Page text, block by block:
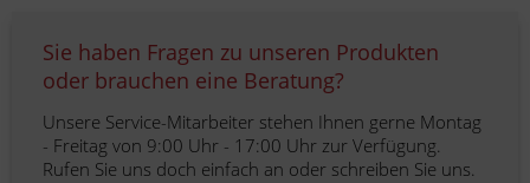
Sie haben Fragen zu unseren Produkten
oder brauchen eine Beratung?
Unsere Service-Mitarbeiter stehen Ihnen gerne Montag
- Freitag von 9:00 Uhr - 17:00 Uhr zur Verfügung.
Rufen Sie uns doch einfach an oder schreiben Sie uns.